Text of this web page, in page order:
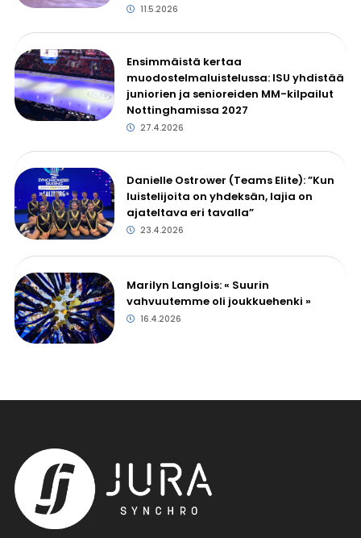
11.5.2026
Ensimmäistä kertaa
muodostelmaluistelussa: ISU yhdistää
juniorien ja senioreiden MM-kilpailut
Nottinghamissa 2027
27.4.2026
Danielle Ostrower (Teams Elite): ”Kun
luistelijoita on yhdeksän, lajia on
ajateltava eri tavalla”
23.4.2026
Marilyn Langlois: « Suurin
vahvuutemme oli joukkuehenki »
16.4.2026